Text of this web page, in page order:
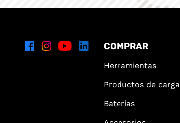
COMPRAR
Herramientas
Productos de carga
Baterías